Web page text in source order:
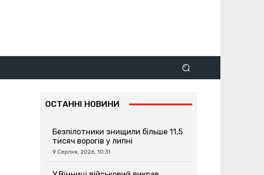
ОСТАННІ НОВИНИ
Безпілотники знищили більше 11,5
тисяч ворогів у липні
9 Серпня, 2026, 10:31